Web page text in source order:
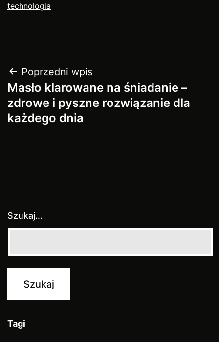
technologia
Nawigacja
wpisu
Poprzedni wpis
Masło klarowane na śniadanie –
zdrowe i pyszne rozwiązanie dla
każdego dnia
Szukaj…
Tagi